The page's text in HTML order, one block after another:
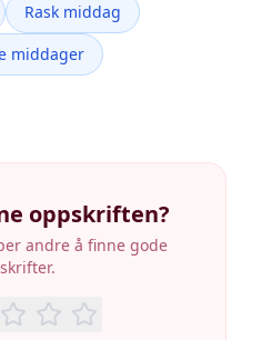
Rask middag
middager
oppskriften?
andre å finne gode